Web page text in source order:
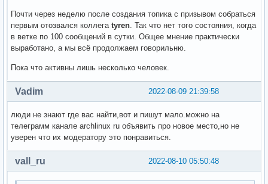
Почти через неделю после создания топика с призывом собраться
первым отозвался коллега tyren. Так что нет того состояния, когда
в ветке по 100 сообщений в сутки. Общее мнение практически
выработано, а мы всё продолжаем говорильню.
Пока что активны лишь несколько человек.
2022-08-09 21:39:58
Vadim
люди не знают где вас найти,вот и пишут мало.можно на
телеграмм канале archlinux ru объявить про новое место,но не
уверен что их модератору это понравиться.
2022-08-10 05:50:48
vall_ru